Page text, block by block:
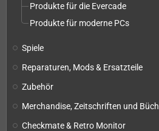
Produkte für die Evercade
Produkte für moderne PCs
Spiele
Reparaturen, Mods & Ersatzteile
Zubehör
Merchandise, Zeitschriften und
Checkmate & Retro Monitor